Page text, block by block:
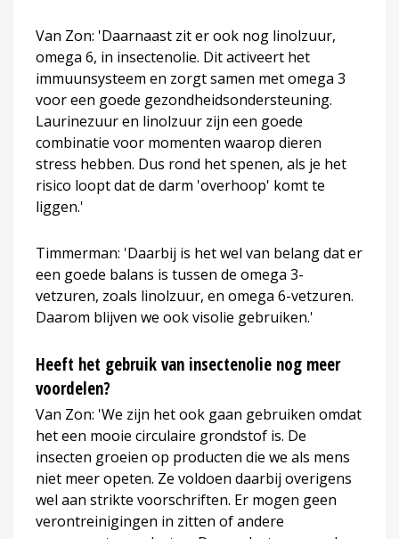
Van Zon: 'Daarnaast zit er ook nog linolzuur,
omega 6, in insectenolie. Dit activeert het
immuunsysteem en zorgt samen met omega 3
voor een goede gezondheidsondersteuning.
Laurinezuur en linolzuur zijn een goede
combinatie voor momenten waarop dieren
stress hebben. Dus rond het spenen, als je het
risico loopt dat de darm 'overhoop' komt te
liggen.'
Timmerman: 'Daarbij is het wel van belang dat er
een goede balans is tussen de omega 3-
vetzuren, zoals linolzuur, en omega 6-vetzuren.
Daarom blijven we ook visolie gebruiken.'
Heeft het gebruik van insectenolie nog meer
voordelen?
Van Zon: 'We zijn het ook gaan gebruiken omdat
het een mooie circulaire grondstof is. De
insecten groeien op producten die we als mens
niet meer opeten. Ze voldoen daarbij overigens
wel aan strikte voorschriften. Er mogen geen
verontreinigingen in zitten of andere